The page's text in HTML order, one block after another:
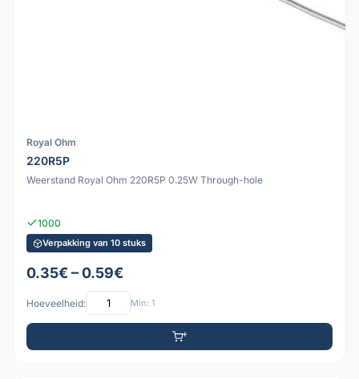
Royal Ohm
220R5P
Weerstand Royal Ohm 220R5P 0.25W Through-hole
1000
Verpakking van 10 stuks
0.35€ – 0.59€
Hoeveelheid: Min: 1